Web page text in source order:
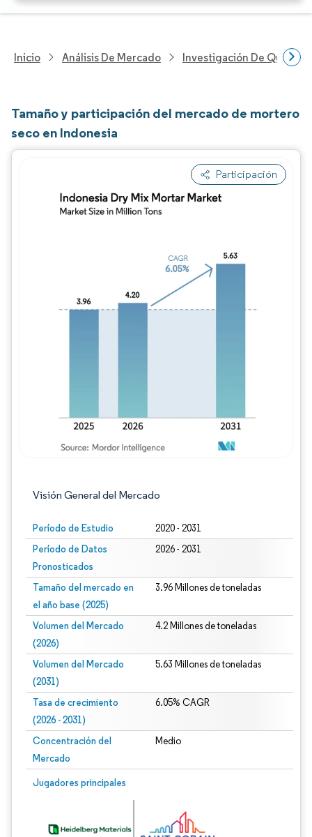
Inicio Análisis De Mercado Investigación De
Tamaño y participación del mercado de mortero
seco en Indonesia
Participación
Visión General del Mercado
Período de Estudio 2020 - 2031
Período de Datos
Pronosticados
2026 - 2031
Tamaño del mercado en
el año base (2025)
3.96 Millones de toneladas
Volumen del Mercado
(2026)
4.2 Millones de toneladas
Volumen del Mercado
(2031)
5.63 Millones de toneladas
Tasa de crecimiento
(2026 - 2031)
6.05% CAGR
Concentración del
Mercado
Medio
Jugadores principales
Imagen © Mordor Intelligence. El uso requiere atribución según CC BY 4.0.